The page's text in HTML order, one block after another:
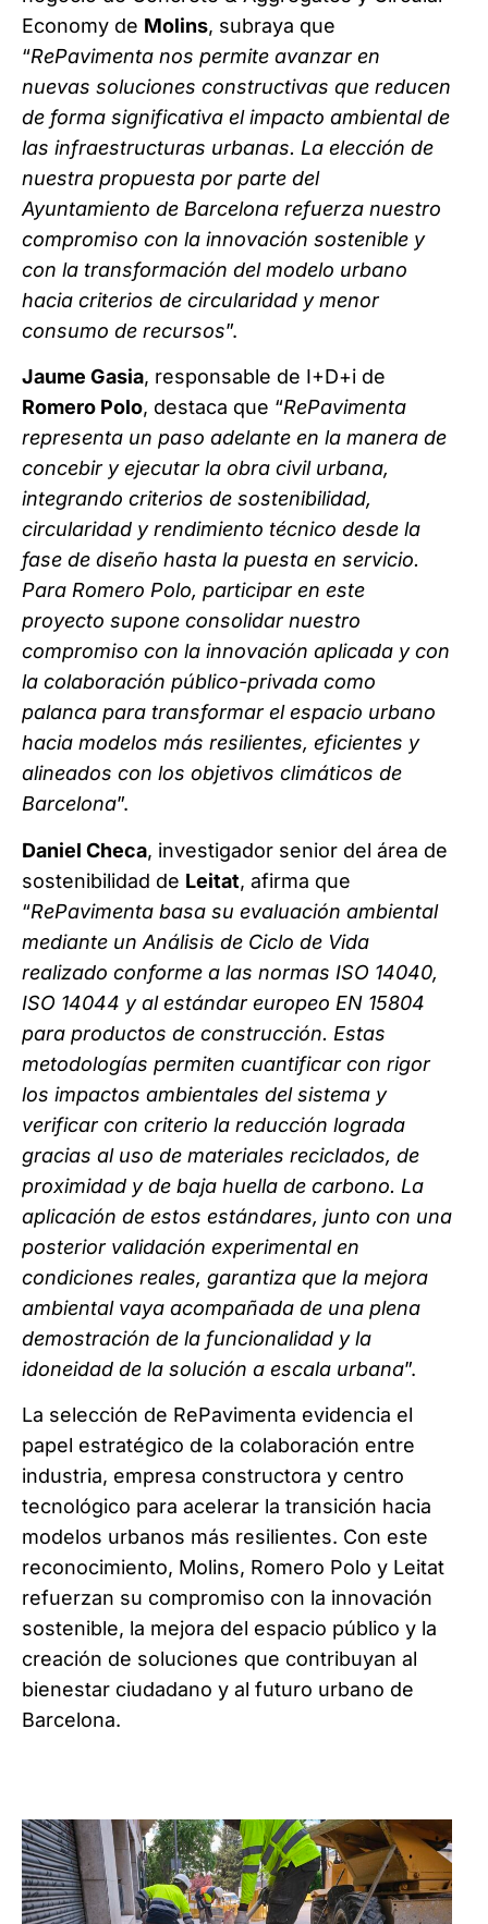
Economy de Molins, subraya que
“RePavimenta nos permite avanzar en
nuevas soluciones constructivas que reducen
de forma significativa el impacto ambiental de
las infraestructuras urbanas. La elección de
nuestra propuesta por parte del
Ayuntamiento de Barcelona refuerza nuestro
compromiso con la innovación sostenible y
con la transformación del modelo urbano
hacia criterios de circularidad y menor
consumo de recursos”.
Jaume Gasia, responsable de I+D+i de
Romero Polo, destaca que “RePavimenta
representa un paso adelante en la manera de
concebir y ejecutar la obra civil urbana,
integrando criterios de sostenibilidad,
circularidad y rendimiento técnico desde la
fase de diseño hasta la puesta en servicio.
Para Romero Polo, participar en este
proyecto supone consolidar nuestro
compromiso con la innovación aplicada y con
la colaboración público-privada como
palanca para transformar el espacio urbano
hacia modelos más resilientes, eficientes y
alineados con los objetivos climáticos de
Barcelona”.
Daniel Checa, investigador senior del área de
sostenibilidad de Leitat, afirma que
“RePavimenta basa su evaluación ambiental
mediante un Análisis de Ciclo de Vida
realizado conforme a las normas ISO 14040,
ISO 14044 y al estándar europeo EN 15804
para productos de construcción. Estas
metodologías permiten cuantificar con rigor
los impactos ambientales del sistema y
verificar con criterio la reducción lograda
gracias al uso de materiales reciclados, de
proximidad y de baja huella de carbono. La
aplicación de estos estándares, junto con una
posterior validación experimental en
condiciones reales, garantiza que la mejora
ambiental vaya acompañada de una plena
demostración de la funcionalidad y la
idoneidad de la solución a escala urbana”.
La selección de RePavimenta evidencia el
papel estratégico de la colaboración entre
industria, empresa constructora y centro
tecnológico para acelerar la transición hacia
modelos urbanos más resilientes. Con este
reconocimiento, Molins, Romero Polo y Leitat
refuerzan su compromiso con la innovación
sostenible, la mejora del espacio público y la
creación de soluciones que contribuyan al
bienestar ciudadano y al futuro urbano de
Barcelona.